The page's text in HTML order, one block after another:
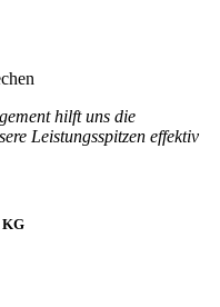
hilft uns die
Leistungsspitzen effektiv
KG